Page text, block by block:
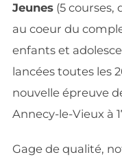
Jeunes(5 courses,
au coeur du
enfants et
lancées toutes les
nouvelle épreuve
Annecy-le-Vieux à
Gage de qualité,